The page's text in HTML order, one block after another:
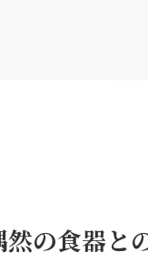
然の食器と